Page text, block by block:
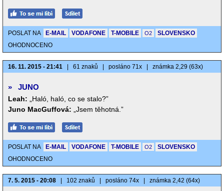
POSLAT NA E-MAIL VODAFONE T-MOBILE O2
SLOVENSKO
OHODNOCENO
16. 11. 2015 - 21:41 61 znaků posláno 71x známka 2,29 (63x)
» JUNO
Leah:
„Haló, haló, co se stalo?”
Juno MacGuffová:
„Jsem těhotná.”
POSLAT NA E-MAIL VODAFONE T-MOBILE O2
SLOVENSKO
OHODNOCENO
7. 5. 2015 - 20:08 102 znaků posláno 74x známka 2,42 (64x)